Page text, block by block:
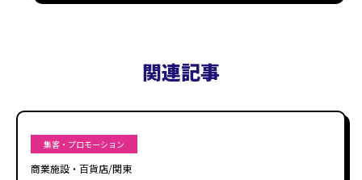
関連記事
集客・プロモーション
商業施設・百貨店/関東